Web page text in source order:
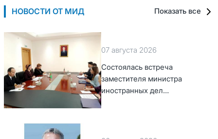
НОВОСТИ ОТ МИД Показать все
07 августа 2026
Состоялась встреча
заместителя министра
иностранных дел
Туркменистана с Временным